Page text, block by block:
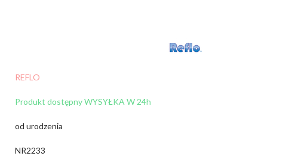
REFLO
Produkt dostępny WYSYŁKA W 24h
od urodzenia
NR2233